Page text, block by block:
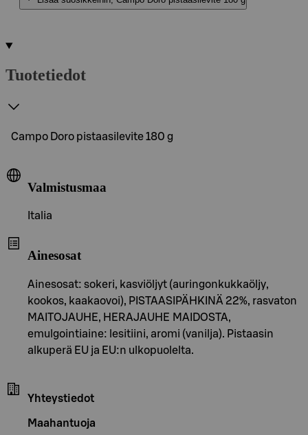
Tuotetiedot
Campo Doro pistaasilevite 180 g
Valmistusmaa
Italia
Ainesosat
Ainesosat: sokeri, kasviöljyt (auringonkukkaöljy,
kookos, kaakaovoi), PISTAASIPÄHKINÄ 22%, rasvaton
MAITOJAUHE, HERAJAUHE MAIDOSTA,
emulgointiaine: lesitiini, aromi (vanilja). Pistaasin
alkuperä EU ja EU:n ulkopuolelta.
Yhteystiedot
Maahantuoja